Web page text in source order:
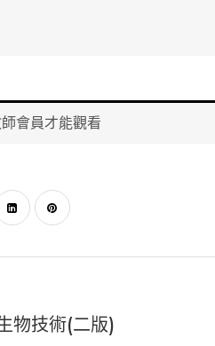
會員才能觀看
物技術(二版)